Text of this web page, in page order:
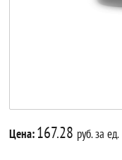
Цена:167.28 руб. за ед.